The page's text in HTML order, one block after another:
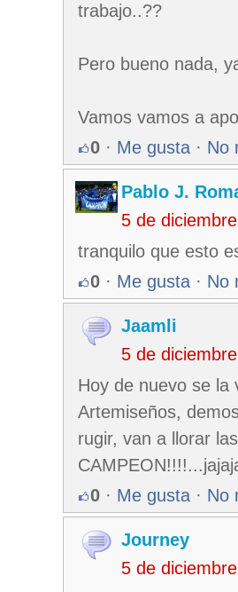
trabajo..??
Pero bueno nada,
Vamos vamos a
0 · Me gusta · No
Pablo J.
5 de
tranquilo que esto
0 · Me gusta · No
Jaamli
5 de
Hoy de nuevo se la
Artemiseños,
rugir, van a llorar
0 · Me gusta · No
Journey
5 de